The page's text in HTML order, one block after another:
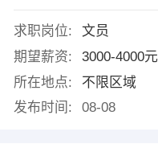
求职岗位:
文员
期望薪资:
3000-4000元
所在地点:
不限区域
发布时间:
08-08